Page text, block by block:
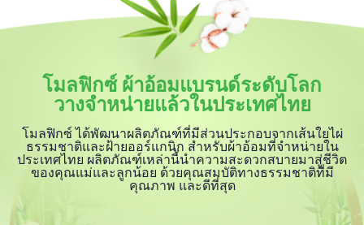
โมลฟิกซ์ ผ้าอ้อมแบรนด์ระดับโลก
วางจำหน่ายแล้วในประเทศไทย
โมลฟิกซ์ ได้พัฒนาผลิตภัณฑ์ที่มีส่วนประกอบจากเส้นใยไผ่
ธรรมชาติและฝ้ายออร์แกนิก สำหรับผ้าอ้อมที่จำหน่ายใน
ประเทศไทย ผลิตภัณฑ์เหล่านี้นำความสะดวกสบายมาสู่ชีวิต
ของคุณแม่และลูกน้อย ด้วยคุณสมบัติทางธรรมชาติที่มี
คุณภาพ และดีที่สุด